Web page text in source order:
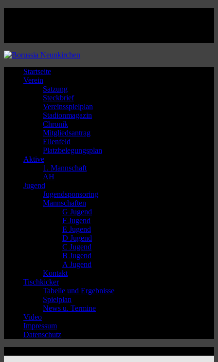
Startseite
Verein
Satzung
Steckbrief
Vereinsspielplan
Stadionmagazin
Chronik
Mitgliedsantrag
Ellenfeld
Platzbelegungsplan
Aktive
1. Mannschaft
AH
Jugend
Jugendsponsoring
Mannschaften
G Jugend
F Jugend
E Jugend
D Jugend
C Jugend
B Jugend
A Jugend
Kontakt
Tischkicker
Tabelle und Ergebnisse
Spielplan
News u. Termine
Video
Impressum
Datenschutz